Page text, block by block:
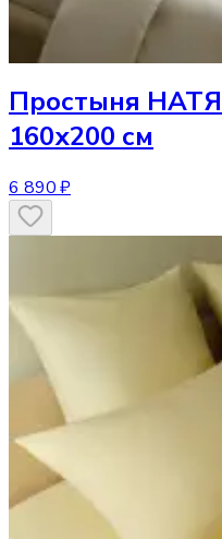
Простыня
160х200 см
6 890 ₽